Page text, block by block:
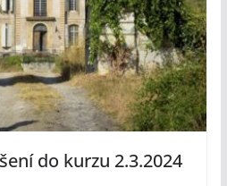
do kurzu 2.3.2024